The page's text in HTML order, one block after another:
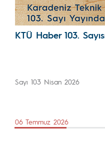
KTÜ Haber 103.
Sayı 103 Nisan 2026
06 Temmuz 2026